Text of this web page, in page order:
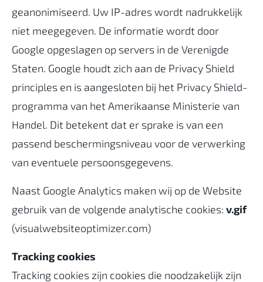
geanonimiseerd. Uw IP-adres wordt nadrukkelijk
niet meegegeven. De informatie wordt door
Google opgeslagen op servers in de Verenigde
Staten. Google houdt zich aan de Privacy Shield
principles en is aangesloten bij het Privacy Shield-
programma van het Amerikaanse Ministerie van
Handel. Dit betekent dat er sprake is van een
passend beschermingsniveau voor de verwerking
van eventuele persoonsgegevens.
Naast Google Analytics maken wij op de Website
gebruik van de volgende analytische cookies: v.gif
(visualwebsiteoptimizer.com)
Tracking cookies
Tracking cookies zijn cookies die noodzakelijk zijn